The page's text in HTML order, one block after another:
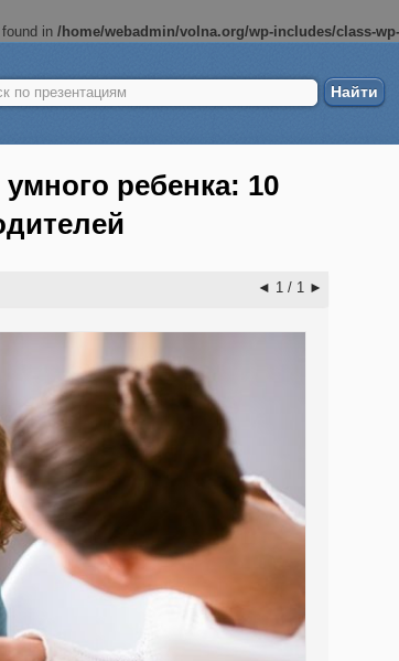
in /home/webadmin/volna.org/wp-includes/class-
ребенка: 10
◄ 1 / 1 ►